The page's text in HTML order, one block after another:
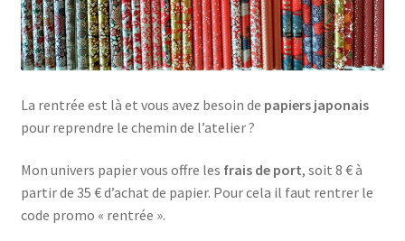
La rentrée est là et vous avez besoin de papiers japonais
pour reprendre le chemin de l’atelier ?
Mon univers papier vous offre les frais de port, soit 8 € à
partir de 35 € d’achat de papier. Pour cela il faut rentrer le
code promo « rentrée ».